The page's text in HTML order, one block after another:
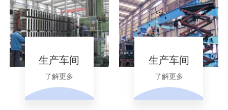
生产车间
了解更多
生产车间
了解更多